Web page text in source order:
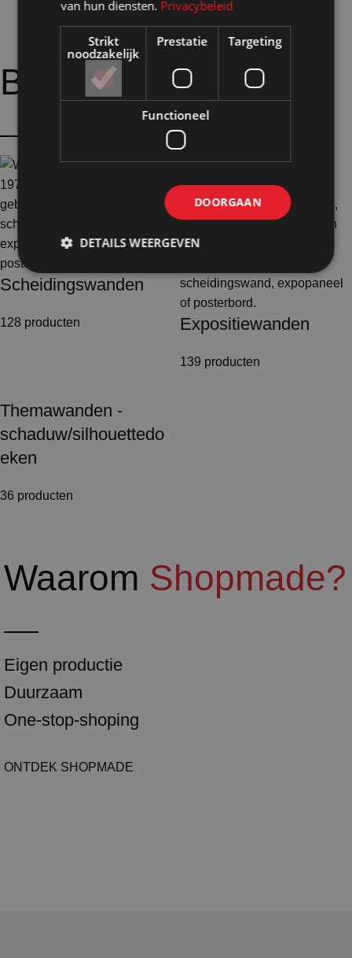
Bijpassende opties:
Scheidingswanden
128 producten Expositiewanden
139 producten
Themawanden -
schaduw/silhouettedo
eken
36 producten
Waarom Shopmade?
Eigen productie
Duurzaam
One-stop-shoping
ONTDEK SHOPMADE
van hun diensten. Privacybeleid
Strikt
noodzakelijk
Prestatie Targeting
Functioneel
DOORGAAN
DETAILS WEERGEVEN